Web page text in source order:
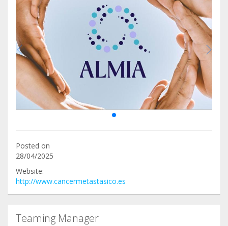
Posted on
28/04/2025
Website:
http://www.cancermetastasico.es
Teaming Manager